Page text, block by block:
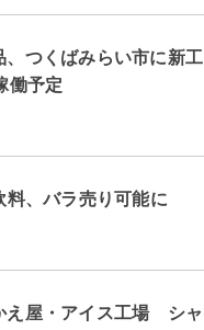
、つくばみらい市に新工
働予定
料、バラ売り可能に
え屋・アイス工場 シャ